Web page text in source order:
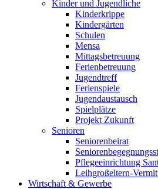
Kinder und Jugendliche
Kinderkrippe
Kindergärten
Schulen
Mensa
Mittagsbetreuung
Ferienbetreuung
Jugendtreff
Ferienspiele
Jugendaustausch
Spielplätze
Projekt Zukunft
Senioren
Seniorenbeirat
Pflegeeinrichtung
Leihgroßeltern-
Wirtschaft & Gewerbe